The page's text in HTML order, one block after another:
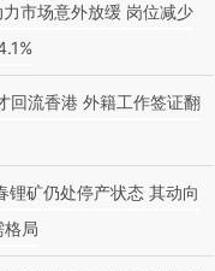
市场意外放缓 岗位减少
回流香港 外籍工作签证翻
锂矿仍处停产状态 其动向
格局